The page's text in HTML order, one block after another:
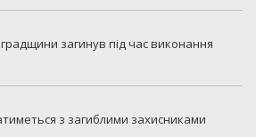
загинув під час виконання
з загиблими захисниками